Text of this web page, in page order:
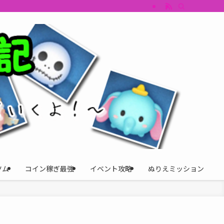
ム・キャラ評価も丁寧に解説。ツムツムイベント、ツムツム攻略、ツムツ
ム コイン稼ぎ最強 イベント攻略 ぬりえミッション